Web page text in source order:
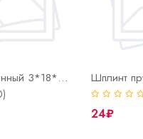
Шплинт пружинный 3*18*60 DIN 11024 E
24₽